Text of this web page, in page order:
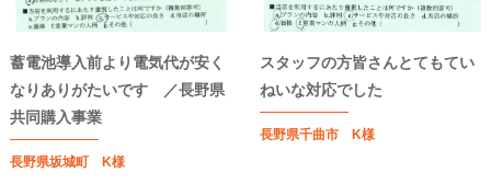
蓄電池導入前より電気代が安く
なりありがたいです ／長野県
共同購入事業
長野県坂城町 K様
スタッフの方皆さんとてもてい
ねいな対応でした
長野県千曲市 K様